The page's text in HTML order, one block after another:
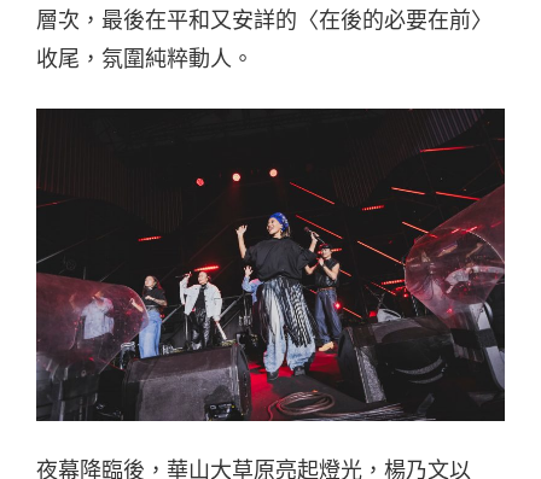
層次，最後在平和又安詳的〈在後的必要在前〉
收尾，氛圍純粹動人。
夜幕降臨後，華山大草原亮起燈光，楊乃文以